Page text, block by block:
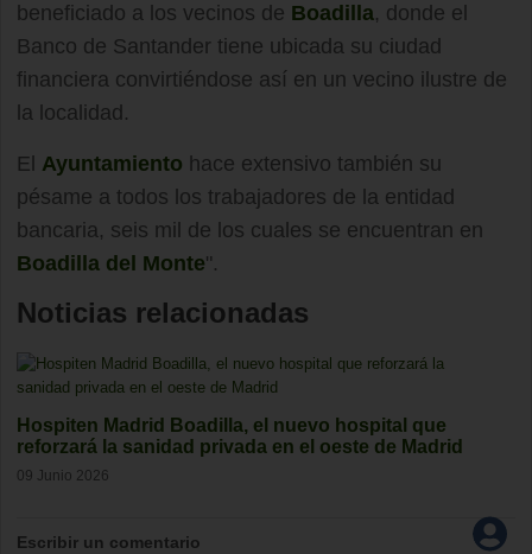
beneficiado a los vecinos de Boadilla, donde el
Banco de Santander tiene ubicada su ciudad
financiera convirtiéndose así en un vecino ilustre de
la localidad.
El Ayuntamiento hace extensivo también su
pésame a todos los trabajadores de la entidad
bancaria, seis mil de los cuales se encuentran en
Boadilla del Monte".
Noticias relacionadas
Hospiten Madrid Boadilla, el nuevo hospital que
reforzará la sanidad privada en el oeste de Madrid
09 Junio 2026
Escribir un comentario